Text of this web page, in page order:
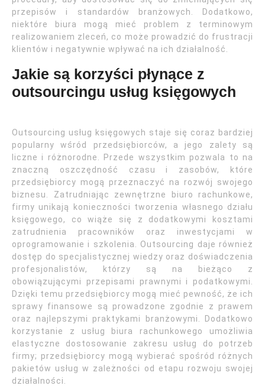
przepisów i standardów branżowych. Dodatkowo,
niektóre biura mogą mieć problem z terminowym
realizowaniem zleceń, co może prowadzić do frustracji
klientów i negatywnie wpływać na ich działalność.
Jakie są korzyści płynące z
outsourcingu usług księgowych
Outsourcing usług księgowych staje się coraz bardziej
popularny wśród przedsiębiorców, a jego zalety są
liczne i różnorodne. Przede wszystkim pozwala to na
znaczną oszczędność czasu i zasobów, które
przedsiębiorcy mogą przeznaczyć na rozwój swojego
biznesu. Zatrudniając zewnętrzne biuro rachunkowe,
firmy unikają konieczności tworzenia własnego działu
księgowego, co wiąże się z dodatkowymi kosztami
zatrudnienia pracowników oraz inwestycjami w
oprogramowanie i szkolenia. Outsourcing daje również
dostęp do specjalistycznej wiedzy oraz doświadczenia
profesjonalistów, którzy są na bieżąco z
obowiązującymi przepisami prawnymi i podatkowymi.
Dzięki temu przedsiębiorcy mogą mieć pewność, że ich
sprawy finansowe są prowadzone zgodnie z prawem
oraz najlepszymi praktykami branżowymi. Dodatkowo
korzystanie z usług biura rachunkowego umożliwia
elastyczne dostosowanie zakresu usług do potrzeb
firmy; przedsiębiorcy mogą wybierać spośród różnych
pakietów usług w zależności od etapu rozwoju swojej
działalności.